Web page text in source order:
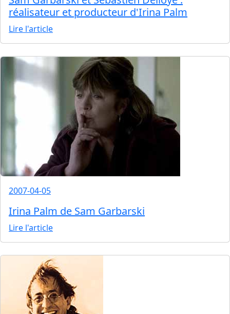
réalisateur et producteur d'Irina Palm
Lire l'article
2007-04-05
Irina Palm de Sam Garbarski
Lire l'article